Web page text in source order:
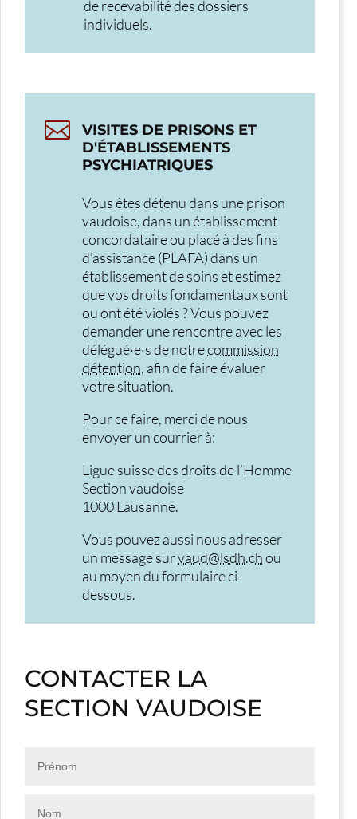
de recevabilité des dossiers
individuels.

VISITES DE PRISONS ET
D'ÉTABLISSEMENTS
PSYCHIATRIQUES
Vous êtes détenu dans une prison
vaudoise, dans un établissement
concordataire ou placéà des fins
d’assistance (PLAFA) dans un
établissement de soins et estimez
que vos droits fondamentaux sont
ou ont été violés? Vous pouvez
demander une rencontre avec les
délégué·e·s de notrecommission
détention, afin de faire évaluer
votre situation.
Pour ce faire, merci de nous
envoyer un courrier à:
Ligue suisse des droits de l’Homme
Section vaudoise
1000 Lausanne.
Vous pouvez aussi nous adresser
un message survaud@lsdh.chou
au moyen du formulaire ci-
dessous.
CONTACTER LA
SECTION VAUDOISE